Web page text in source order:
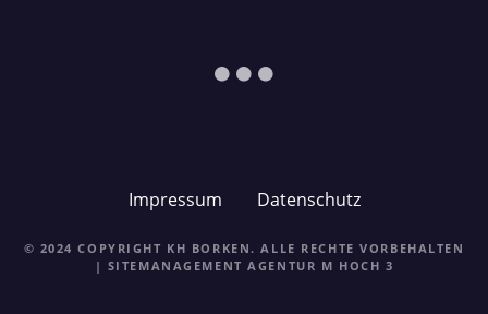
Impressum Datenschutz
© 2024 COPYRIGHT KH BORKEN. ALLE RECHTE VORBEHALTEN
| SITEMANAGEMENTAGENTUR M HOCH 3